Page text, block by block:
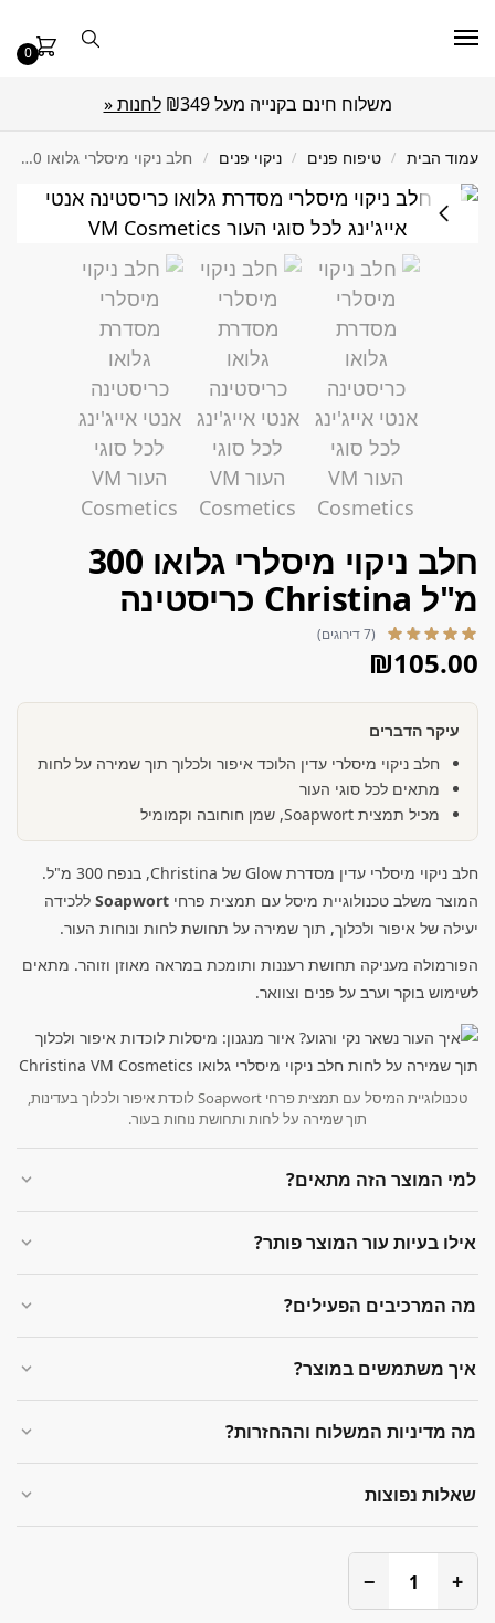
0
משלוח חינם בקנייה מעל ₪349 לחנות «
עמוד הבית / טיפוח פנים / ניקוי פנים / חלב ניקוי מיסלרי גלואו 300 מ"ל Christina כריסטינה
חלב ניקוי מיסלרי גלואו 300
מ"ל Christina כריסטינה
(7 דירוגים)
₪105.00
עיקר הדברים
חלב ניקוי מיסלרי עדין הלוכד איפור ולכלוך תוך שמירה על לחות
מתאים לכל סוגי העור
מכיל תמצית Soapwort, שמן חוחובה וקמומיל
חלב ניקוי מיסלרי עדין מסדרת Glow של Christina, בנפח 300 מ"ל.
המוצר משלב טכנולוגיית מיסל עם תמצית פרחי Soapwort ללכידה
יעילה של איפור ולכלוך, תוך שמירה על תחושת לחות ונוחות העור.
הפורמולה מעניקה תחושת רעננות ותומכת במראה מאוזן וזוהר. מתאים
לשימוש בוקר וערב על פנים וצוואר.
טכנולוגיית המיסל עם תמצית פרחי Soapwort לוכדת איפור ולכלוך בעדינות,
תוך שמירה על לחות ותחושת נוחות בעור.
למי המוצר הזה מתאים?
אילו בעיות עור המוצר פותר?
מה המרכיבים הפעילים?
איך משתמשים במוצר?
מה מדיניות המשלוח וההחזרות?
שאלות נפוצות
+
−